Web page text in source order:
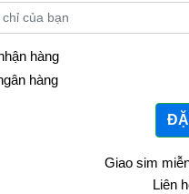
hàng
hàng
Giao sim
Liên